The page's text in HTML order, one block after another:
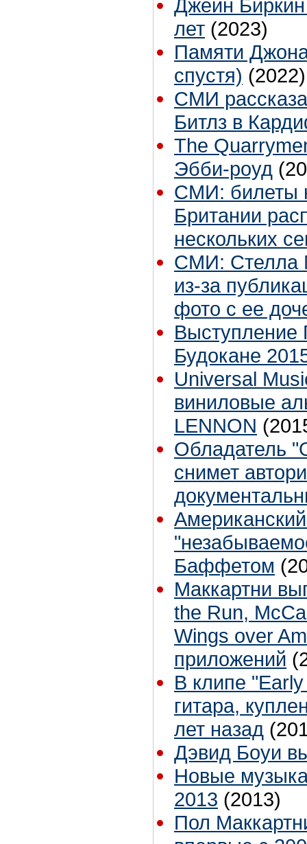
Джейн
лет (2023)
Памяти
спустя) (2022)
СМИ
Битлз в
The
Эбби-роуд
СМИ: билеты
Британии
нескольких
СМИ: Стелла
из-за
фото с ее
Выступление
Будокане
Universal
виниловые
LENNON
Обладатель
снимет
Баффетом
Маккартни
the Run,
Wings over
приложений
В клипе
гитара,
лет назад
Дэвид Боуи
Новые
2013 (2013)
Пол